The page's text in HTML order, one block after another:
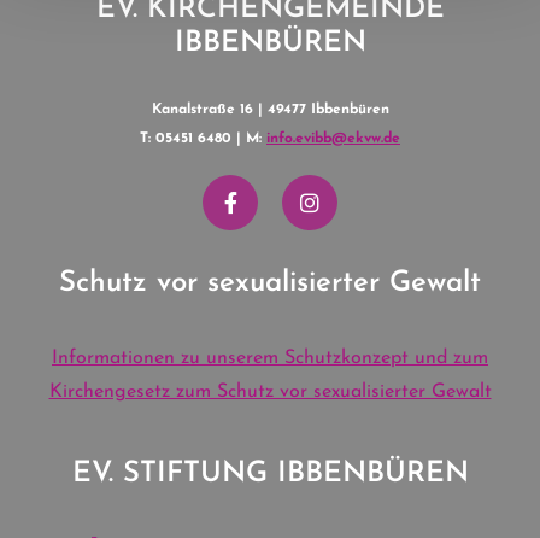
EV. KIRCHENGEMEINDE
IBBENBÜREN
Kanalstraße 16 | 49477 Ibbenbüren
T: 05451 6480 | M: info.evibb@ekvw.de
Schutz vor sexualisierter Gewalt
Informationen zu unserem Schutzkonzept und zum
Kirchengesetz zum Schutz vor sexualisierter Gewalt
EV. STIFTUNG IBBENBÜREN